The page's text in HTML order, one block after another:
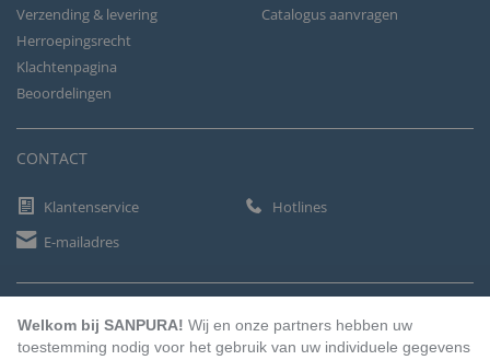
Verzending & levering
Herroepingsrecht
Klachtenpagina
Beoordelingen
Catalogus aanvragen
CONTACT
Klantenservice
Hotlines
E-mailadres
Welkom bij SANPURA! Wij en onze partners hebben uw
toestemming nodig voor het gebruik van uw individuele gegevens